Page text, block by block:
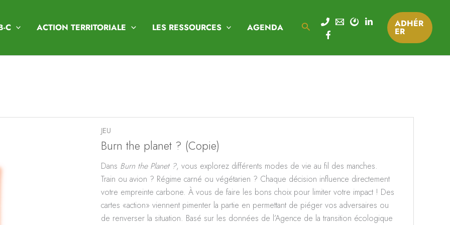
C ACTION TERRITORIALE LES RESSOURCES AGENDA Rechercher ADHÉR
ER
JEU
Burn the planet ? (Copie)
Dans Burn the Planet ?, vous explorez différents modes de vie au fil des manches.
Train ou avion ? Régime carné ou végétarien ? Chaque décision influence directement
votre empreinte carbone. À vous de faire les bons choix pour limiter votre impact ! Des
cartes «action» viennent pimenter la partie en permettant de piéger vos adversaires ou
de renverser la situation. Basé sur les données de l’Agence de la transition écologique